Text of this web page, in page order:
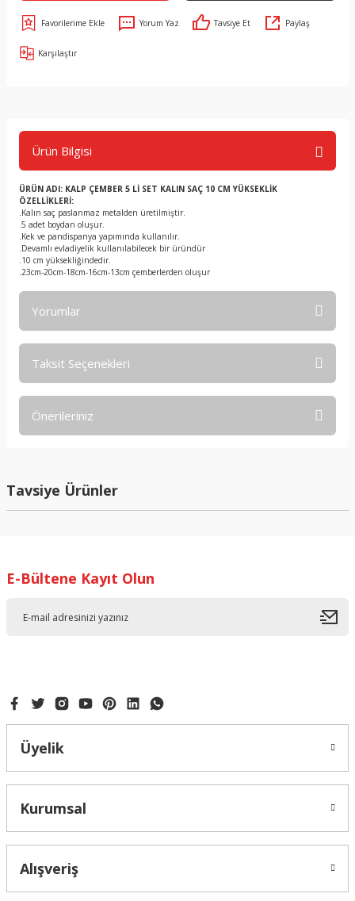
Yorum Yaz Tavsiye Et Paylaş
Karşılaştır
Ürün Bilgisi
ÜRÜN ADI: KALP ÇEMBER 5 Lİ SET KALIN SAÇ 10 CM YÜKSEKLİK
ÖZELLİKLERİ:
.Kalın saç paslanmaz metalden üretilmiştir.
.5 adet boydan oluşur.
.Kek ve pandispanya yapımında kullanılır.
.Devamlı evladiyelik kullanılabilecek bir üründür
.10 cm yüksekliğindedir.
.23cm-20cm-18cm-16cm-13cm çemberlerden oluşur
Yorumlar
Taksit Seçenekleri
Önerileriniz
kullanarak tarafımıza iletebilirsiniz.
Görüş ve önerileriniz için teşekkür ederiz.
Ürün bilgilerinde hatalar bulunuyor.
Tavsiye Ürünler
DÖNER PASTA SIVAMA STANDI
E-Bültene Kayıt Olun
Üyelik
Kurumsal
Alışveriş